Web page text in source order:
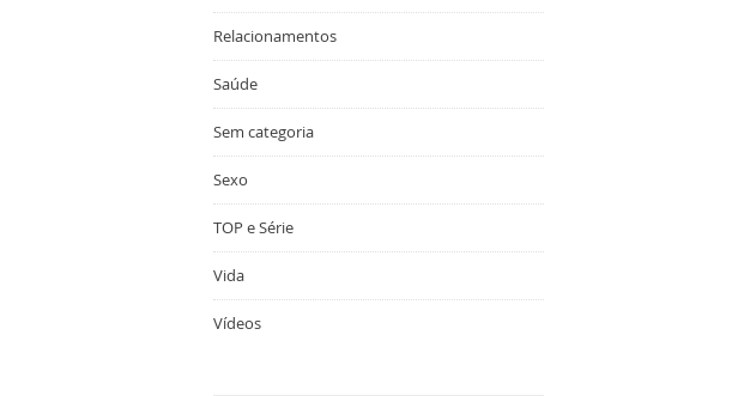
Relacionamentos
Saúde
Sem categoria
Sexo
TOP e Série
Vida
Vídeos